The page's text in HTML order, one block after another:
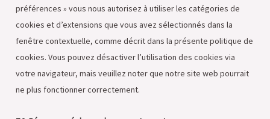
préférences » vous nous autorisez à utiliser les catégories de
cookies et d’extensions que vous avez sélectionnés dans la
fenêtre contextuelle, comme décrit dans la présente politique de
cookies. Vous pouvez désactiver l’utilisation des cookies via
votre navigateur, mais veuillez noter que notre site web pourrait
ne plus fonctionner correctement.